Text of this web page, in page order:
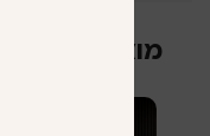
מוצרים קשורים